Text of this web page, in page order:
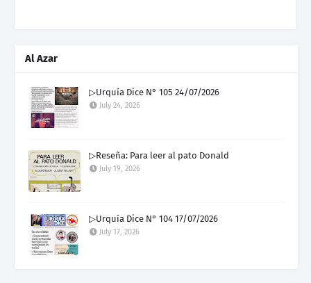
Al Azar
▷Urquía Dice N° 105 24/07/2026
July 24, 2026
▷Reseña: Para leer al pato Donald
July 19, 2026
▷Urquía Dice N° 104 17/07/2026
July 17, 2026